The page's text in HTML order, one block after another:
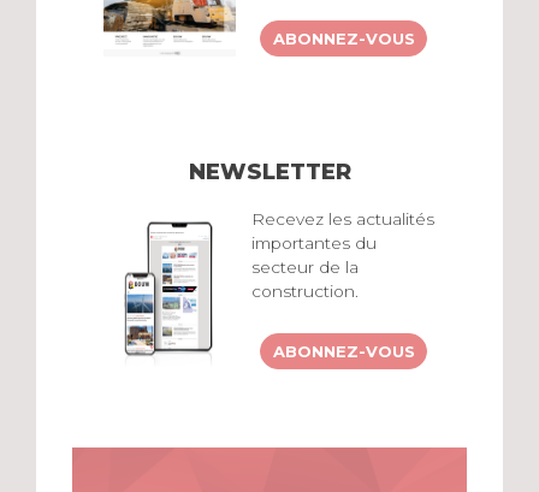
ABONNEZ-VOUS
NEWSLETTER
Recevez les actualités
importantes du
secteur de la
construction.
ABONNEZ-VOUS